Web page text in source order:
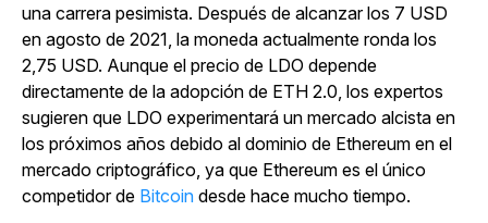
una carrera pesimista. Después de alcanzar los 7 USD
en agosto de 2021, la moneda actualmente ronda los
2,75 USD. Aunque el precio de LDO depende
directamente de la adopción de ETH 2.0, los expertos
sugieren que LDO experimentará un mercado alcista en
los próximos años debido al dominio de Ethereum en el
mercado criptográfico, ya que Ethereum es el único
competidor de Bitcoin desde hace mucho tiempo.